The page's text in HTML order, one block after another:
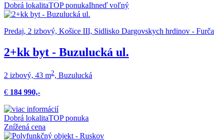
Dobrá lokalitaTOP ponukaIhneď voľný
Predaj, 2 izbový, Košice III, Sidlisko Dargovskych hrdinov - Furča
2+kk byt - Buzulucká ul.
2 izbový, 43 m2, Buzulucká
€ 184 990,-
Dobrá lokalitaTOP ponuka
Znížená cena